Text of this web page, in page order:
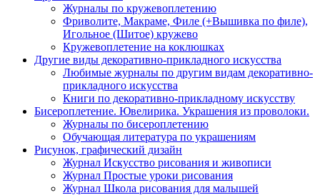
Журналы по кружевоплетению
Фриволите, Макраме, Филе (+Вышивка по филе),
Игольное (Шитое) кружево
Кружевоплетение на коклюшках
Другие виды декоративно-прикладного искусства
Любимые журналы по другим видам декоративно-
прикладного искусства
Книги по декоративно-прикладному искусству
Бисероплетение. Ювелирика. Украшения из проволоки.
Журналы по бисероплетению
Обучающая литература по украшениям
Рисунок, графический дизайн
Журнал Искусство рисования и живописи
Журнал Простые уроки рисования
Журнал Школа рисования для малышей